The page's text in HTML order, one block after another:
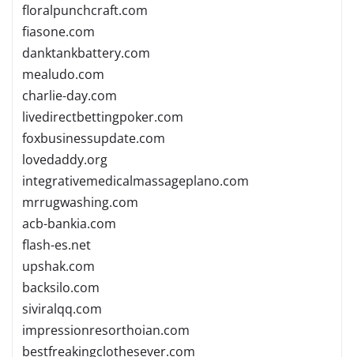
floralpunchcraft.com
fiasone.com
danktankbattery.com
mealudo.com
charlie-day.com
livedirectbettingpoker.com
foxbusinessupdate.com
lovedaddy.org
integrativemedicalmassageplano.com
mrrugwashing.com
acb-bankia.com
flash-es.net
upshak.com
backsilo.com
siviralqq.com
impressionresorthoian.com
bestfreakingclothesever.com